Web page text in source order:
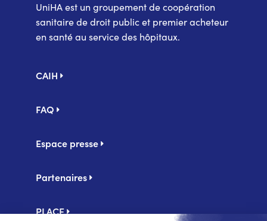
UniHA est un groupement de coopération
sanitaire de droit public et premier acheteur
en santé au service des hôpitaux.
de
CAIH
FAQ
Espace presse
Partenaires
PLACE